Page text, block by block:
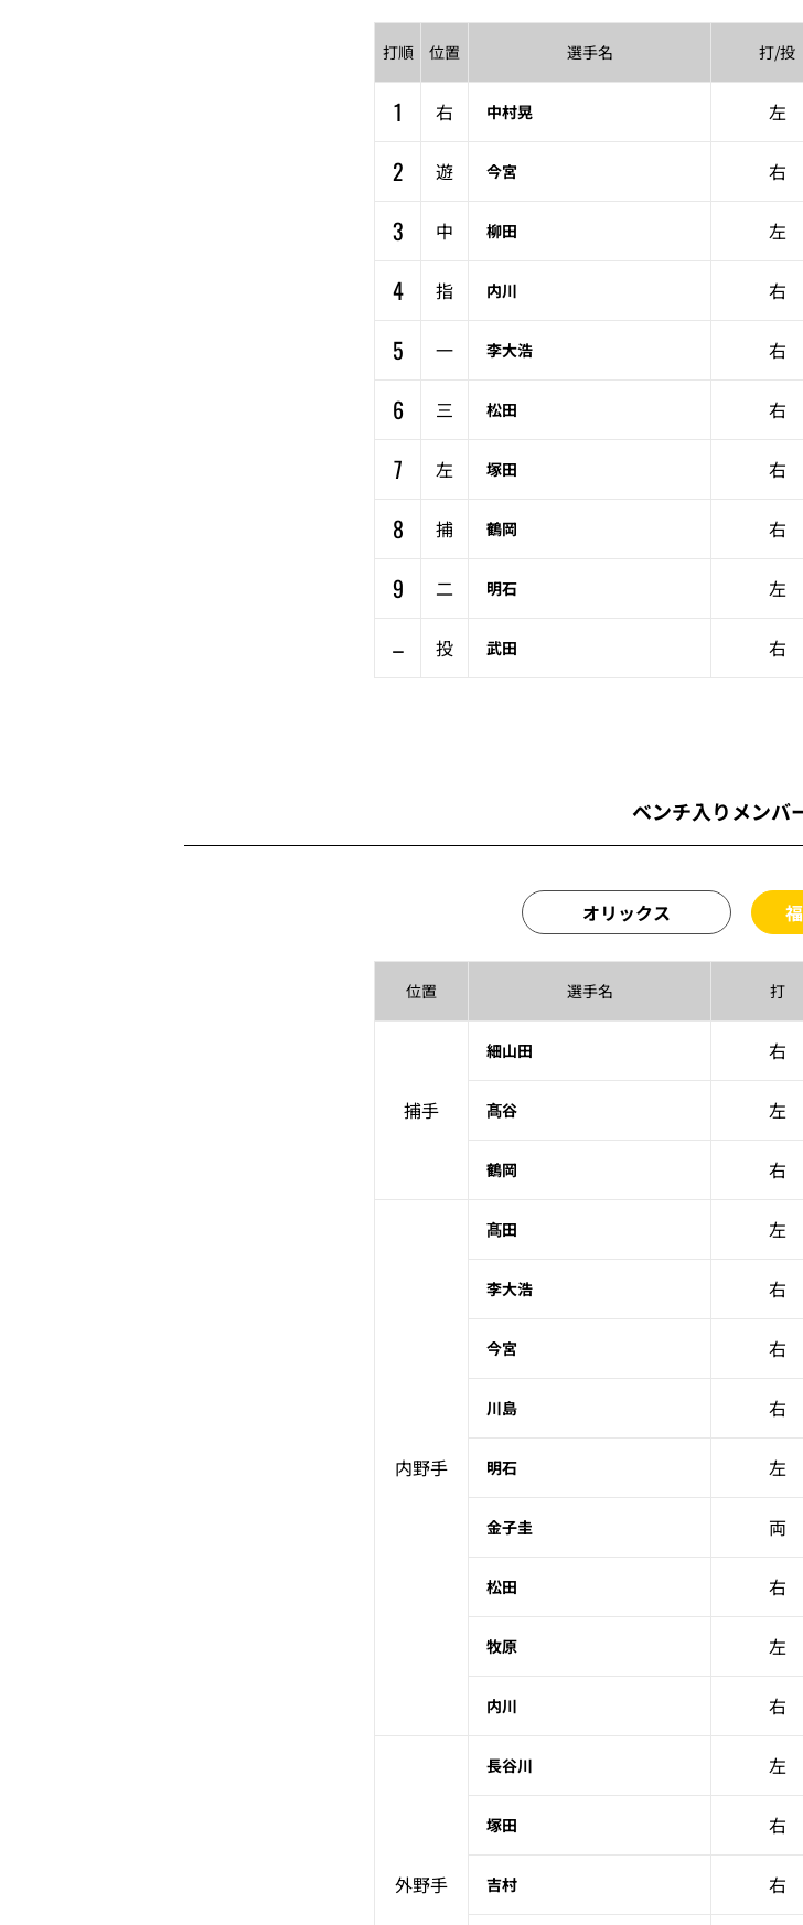
打順 位置 選手名 打/投
1 右 中村晃 左
2
遊 今宮 右
3
中 柳田 左
4
指 内川 右
5
一 李大浩 右
6
三 松田 右
7
左 塚田 右
8
捕 鶴岡 右
9
二 明石 左
–
投 武田 右
ベンチ入りメンバ
オリックス
位置 選手名 打
捕手
細山田 右
髙谷 左
鶴岡 右
内野手
髙田 左
李大浩 右
今宮 右
川島 右
明石 左
金子圭 両
松田 右
牧原 左
内川 右
外野手
長谷川 左
塚田 右
吉村 右